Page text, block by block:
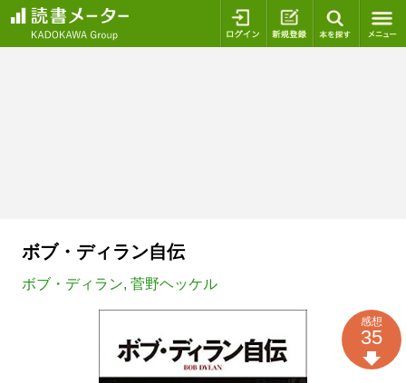
ログイン 新規登録
ボブ・ディラン自伝
ボブ・ディラン, 菅野ヘッケル
感想
35